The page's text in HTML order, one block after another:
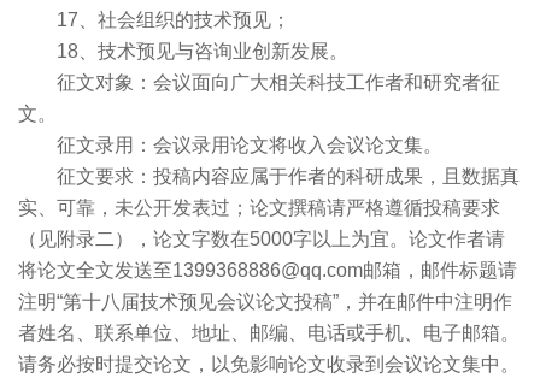
17、社会组织的技术预见；
18、技术预见与咨询业创新发展。
征文对象：会议面向广大相关科技工作者和研究者征
文。
征文录用：会议录用论文将收入会议论文集。
征文要求：投稿内容应属于作者的科研成果，且数据真
实、可靠，未公开发表过；论文撰稿请严格遵循投稿要求
（见附录二），论文字数在5000字以上为宜。论文作者请
将论文全文发送至1399368886@qq.com邮箱，邮件标题请
注明“第十八届技术预见会议论文投稿”，并在邮件中注明作
者姓名、联系单位、地址、邮编、电话或手机、电子邮箱。
请务必按时提交论文，以免影响论文收录到会议论文集中。